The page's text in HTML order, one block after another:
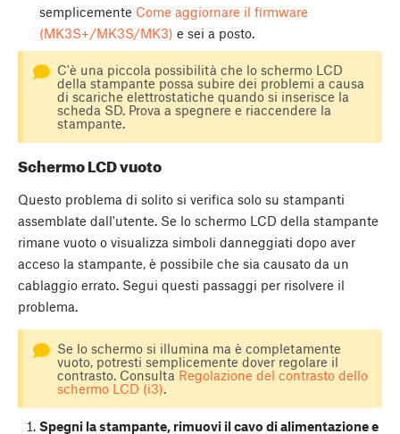
semplicemente Come aggiornare il firmware
(MK3S+/MK3S/MK3) e sei a posto.
C'è una piccola possibilità che lo schermo LCD
della stampante possa subire dei problemi a causa
di scariche elettrostatiche quando si inserisce la
scheda SD. Prova a spegnere e riaccendere la
stampante.
Schermo LCD vuoto
Questo problema di solito si verifica solo su stampanti
assemblate dall'utente. Se lo schermo LCD della stampante
rimane vuoto o visualizza simboli danneggiati dopo aver
acceso la stampante, è possibile che sia causato da un
cablaggio errato. Segui questi passaggi per risolvere il
problema.
Se lo schermo si illumina ma è completamente
vuoto, potresti semplicemente dover regolare il
contrasto. Consulta Regolazione del contrasto dello
schermo LCD (i3).
Spegni la stampante, rimuovi il cavo di alimentazione e